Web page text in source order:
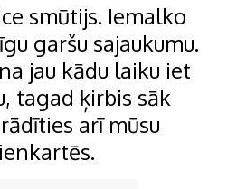
smūtijs. Iemalko
garšu sajaukumu.
jau kādu laiku iet
tagad ķirbis sāk
arī mūsu